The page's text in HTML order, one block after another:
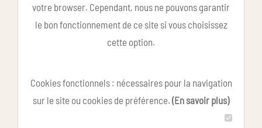
votre browser. Cependant, nous ne pouvons garantir
le bon fonctionnement de ce site si vous choisissez
cette option.
Cookies fonctionnels : nécessaires pour la navigation
sur le site ou cookies de préférence. (En savoir plus)